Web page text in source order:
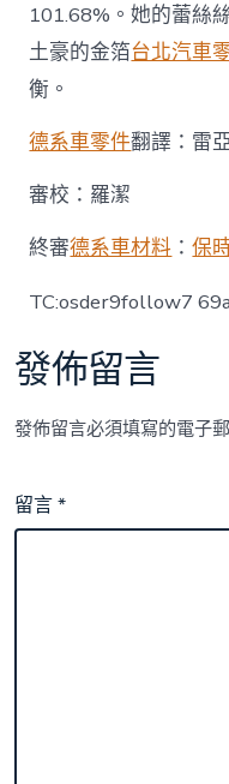
101.68%。她的蕾絲
土豪的金箔台北汽車
衡。
德系車零件翻譯：雷
審校：羅潔
終審德系車材料 ：保
TC:osder9follow7
發佈留言
發佈留言必須填寫的電子
留言*